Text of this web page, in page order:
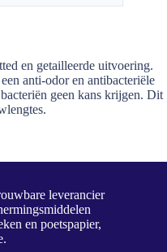
en getailleerde uitvoering.
anti-odor en antibacteriële
geen kans krijgen. Dit
leverancier
en poetspapier,